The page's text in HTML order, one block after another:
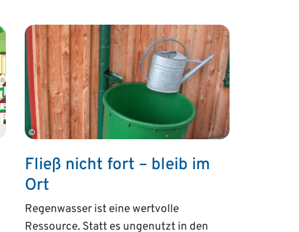
©
Fließ nicht fort – bleib im
Ort
Regenwasser ist eine wertvolle
Ressource. Statt es ungenutzt in den